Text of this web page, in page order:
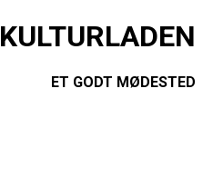
KULTURLADEN
ET GODT MØDESTED